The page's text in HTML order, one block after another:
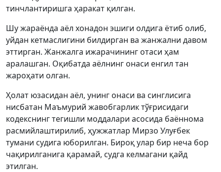
тинчлантиришга ҳаракат қилган.
Шу жараёнда аёл хонадон эшиги олдига ётиб олиб,
уйдан кетмаслигини билдирган ва жанжални давом
эттирган. Жанжалга ижарачининг отаси ҳам
аралашган. Оқибатда аёлнинг онаси енгил тан
жароҳати олган.
Ҳолат юзасидан аёл, унинг онаси ва синглисига
нисбатан Маъмурий жавобгарлик тўғрисидаги
кодекснинг тегишли моддалари асосида баённома
расмийлаштирилиб, ҳужжатлар Мирзо Улуғбек
тумани судига юборилган. Бироқ улар бир неча бор
чақирилганига қарамай, судга келмагани қайд
этилган.